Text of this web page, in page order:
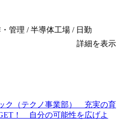
管理 / 半導体工場 / 日勤
詳細を表示